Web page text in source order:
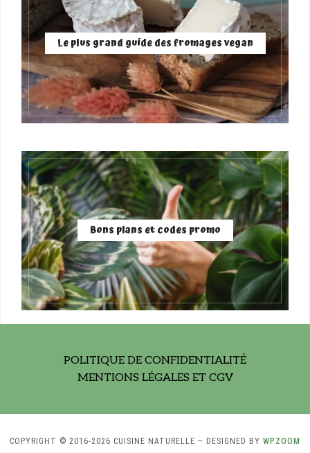
Le plus grand guide des fromages vegan
Bons plans et codes promo
POLITIQUE DE CONFIDENTIALITÉ
MENTIONS LÉGALES ET CGV
COPYRIGHT © 2016-2026 CUISINE NATURELLE — DESIGNED BY WPZOOM